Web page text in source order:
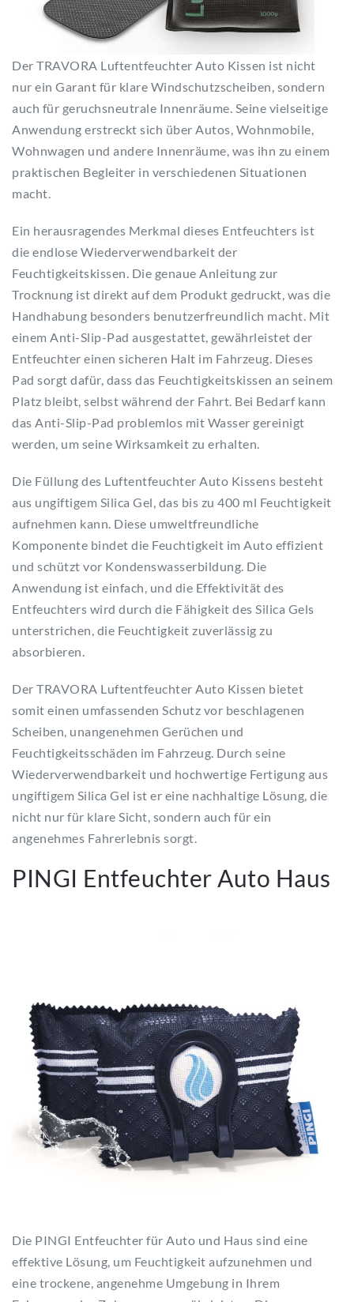
Der TRAVORA Luftentfeuchter Auto Kissen ist nicht
nur ein Garant für klare Windschutzscheiben, sondern
auch für geruchsneutrale Innenräume. Seine vielseitige
Anwendung erstreckt sich über Autos, Wohnmobile,
Wohnwagen und andere Innenräume, was ihn zu einem
praktischen Begleiter in verschiedenen Situationen
macht.
Ein herausragendes Merkmal dieses Entfeuchters ist
die endlose Wiederverwendbarkeit der
Feuchtigkeitskissen. Die genaue Anleitung zur
Trocknung ist direkt auf dem Produkt gedruckt, was die
Handhabung besonders benutzerfreundlich macht. Mit
einem Anti-Slip-Pad ausgestattet, gewährleistet der
Entfeuchter einen sicheren Halt im Fahrzeug. Dieses
Pad sorgt dafür, dass das Feuchtigkeitskissen an seinem
Platz bleibt, selbst während der Fahrt. Bei Bedarf kann
das Anti-Slip-Pad problemlos mit Wasser gereinigt
werden, um seine Wirksamkeit zu erhalten.
Die Füllung des Luftentfeuchter Auto Kissens besteht
aus ungiftigem Silica Gel, das bis zu 400 ml Feuchtigkeit
aufnehmen kann. Diese umweltfreundliche
Komponente bindet die Feuchtigkeit im Auto effizient
und schützt vor Kondenswasserbildung. Die
Anwendung ist einfach, und die Effektivität des
Entfeuchters wird durch die Fähigkeit des Silica Gels
unterstrichen, die Feuchtigkeit zuverlässig zu
absorbieren.
Der TRAVORA Luftentfeuchter Auto Kissen bietet
somit einen umfassenden Schutz vor beschlagenen
Scheiben, unangenehmen Gerüchen und
Feuchtigkeitsschäden im Fahrzeug. Durch seine
Wiederverwendbarkeit und hochwertige Fertigung aus
ungiftigem Silica Gel ist er eine nachhaltige Lösung, die
nicht nur für klare Sicht, sondern auch für ein
angenehmes Fahrerlebnis sorgt.
PINGI Entfeuchter Auto Haus
Die PINGI Entfeuchter für Auto und Haus sind eine
effektive Lösung, um Feuchtigkeit aufzunehmen und
eine trockene, angenehme Umgebung in Ihrem